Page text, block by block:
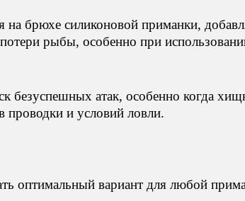
на брюхе силиконовой приманки,
рыбы, особенно при
безуспешных атак, особенно когда
проводки и условий ловли.
оптимальный вариант для любой